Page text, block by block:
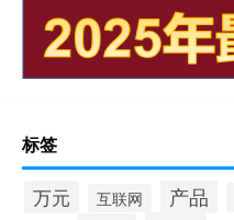
标签
万元 互联网 产品